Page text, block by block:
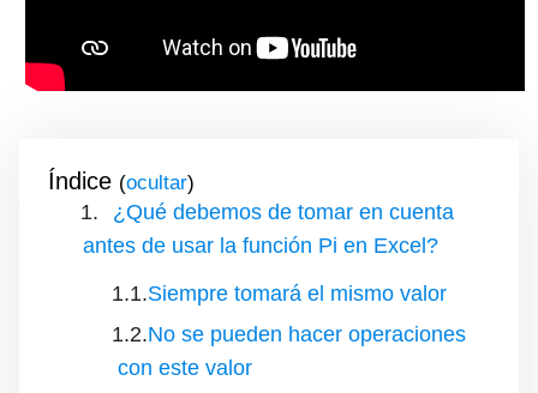
Índice ( )
¿Qué debemos de tomar en cuenta
antes de usar la función Pi en Excel?
Siempre tomará el mismo valor
No se pueden hacer operaciones
con este valor